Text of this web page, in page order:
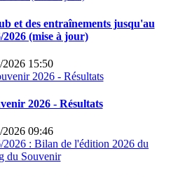
et des entraînements jusqu'au
2026 (mise à jour)
2026 15:50
2026 - Résultats
2026 09:46